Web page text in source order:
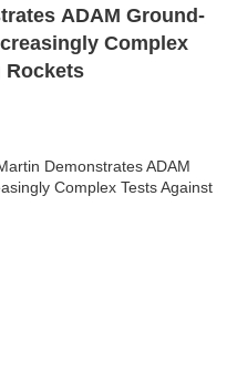
ADAM Ground-
Complex
Rockets